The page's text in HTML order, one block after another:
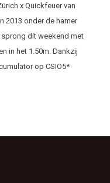
x Quickfeuer van
2013 onder de hamer
dit weekend met
in het 1.50m. Dankzij
op CSIO5*